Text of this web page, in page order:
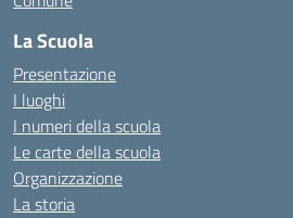
La Scuola
Presentazione
I luoghi
I numeri della scuola
Le carte della scuola
Organizzazione
La storia